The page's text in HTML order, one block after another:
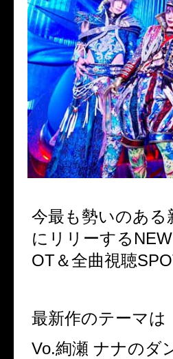
今最も勢いのある
にリリーする
OT＆全曲視聴
最新作のテーマは
Vo.絢瀬 ナナのダ